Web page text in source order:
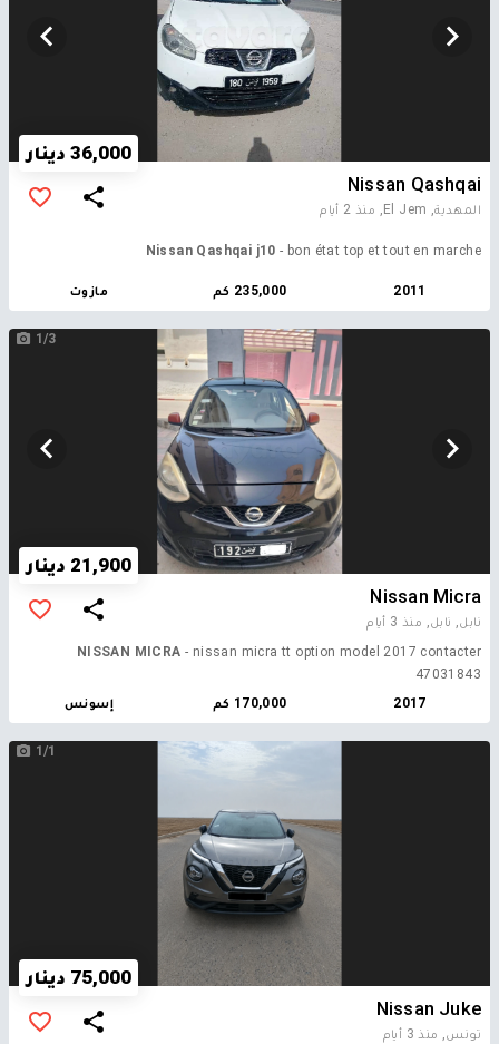
36,000 دينار
Nissan Qashqai
المهدية, El Jem, منذ 2 أيام
Nissan Qashqai j10 - bon état top et tout en marche
2011 235,000 كم مازوت
1/3
21,900 دينار
Nissan Micra
نابل, نابل, منذ 3 أيام
NISSAN MICRA - nissan micra tt option model 2017 contacter
47031843
2017
170,000 كم إسونس
1/1
75,000 دينار
Nissan Juke
تونس, منذ 3 أيام